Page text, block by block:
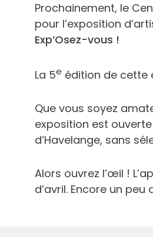
Prochainement, le
pour l’exposition
Exp’Osez-vous !
La 5e édition de cette
Que vous soyez
exposition est
d’Havelange, sans
Alors ouvrez l’œil !
d’avril. Encore un peu